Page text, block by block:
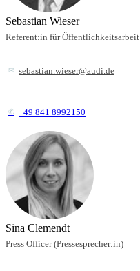
Sebastian Wieser
Referent:in für Öffentlichkeitsarbeit
sebastian.wieser@audi.de
+49 841 8992150
Sina Clemendt
Press Officer (Pressesprecher:in)